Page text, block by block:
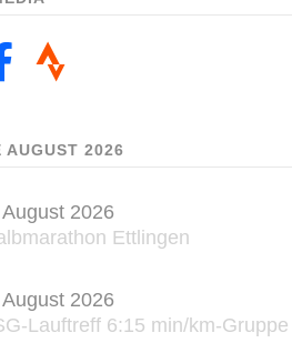
AUGUST 2026
August 2026
Ettlingen
2026
Lauftreff 6:15 min/km-Gruppe